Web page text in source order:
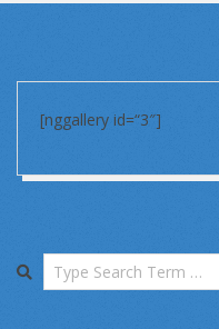
[nggallery id=“3″]
Search